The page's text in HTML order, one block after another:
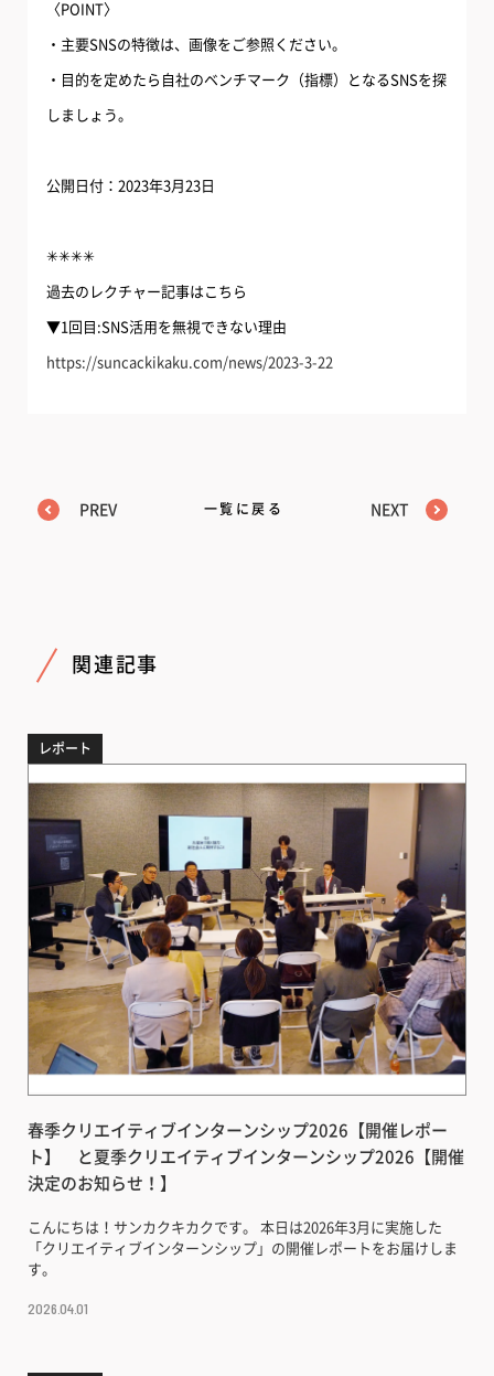
〈POINT〉
・主要SNSの特徴は、画像をご参照ください。
・目的を定めたら自社のベンチマーク（指標）となるSNSを探
しましょう。
公開日付：2023年3月23日
✳︎✳︎✳︎✳︎
過去のレクチャー記事はこちら
▼1回目:SNS活用を無視できない理由
https://suncackikaku.com/news/2023-3-22
PREV 一覧に戻る NEXT
関連記事
レポート
春季クリエイティブインターンシップ2026【開催レポー
ト】 と夏季クリエイティブインターンシップ2026【開催
決定のお知らせ！】
こんにちは！サンカクキカクです。 本日は2026年3月に実施した
「クリエイティブインターンシップ」の開催レポートをお届けしま
す。
2026.04.01